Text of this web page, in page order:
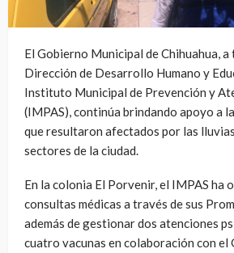
El Gobierno Municipal de Chihuahua, a
Dirección de Desarrollo Humano y
Instituto Municipal de Prevención y
(IMPAS), continúa brindando apoyo a
que resultaron afectados por las
sectores de la ciudad.
En la colonia El Porvenir, el IMPAS ha
consultas médicas a través de sus
además de gestionar dos atenciones
cuatro vacunas en colaboración con el